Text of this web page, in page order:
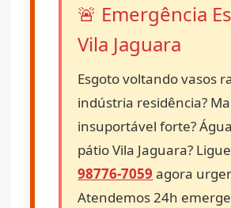
🚨 Emergência
Vila Jaguara
Esgoto voltando vasos
indústria residência?
insuportável forte?
pátio Vila Jaguara?
98776-7059 agora
Atendemos 24h